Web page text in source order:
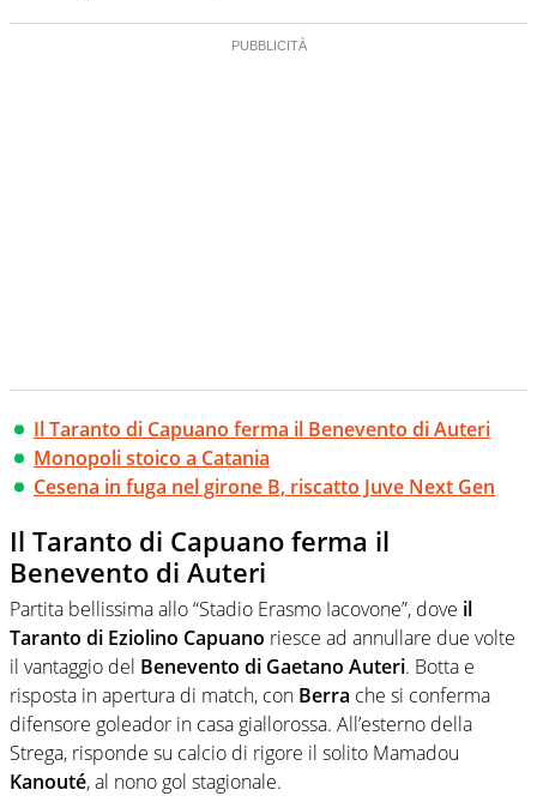
Il Taranto di Capuano ferma il Benevento di Auteri
Monopoli stoico a Catania
Cesena in fuga nel girone B, riscatto Juve Next Gen
Il Taranto di Capuano ferma il
Benevento di Auteri
Partita bellissima allo “Stadio Erasmo Iacovone”, dove il
Taranto di Eziolino Capuano riesce ad annullare due volte
il vantaggio del Benevento di Gaetano Auteri. Botta e
risposta in apertura di match, con Berra che si conferma
difensore goleador in casa giallorossa. All’esterno della
Strega, risponde su calcio di rigore il solito Mamadou
Kanouté, al nono gol stagionale.